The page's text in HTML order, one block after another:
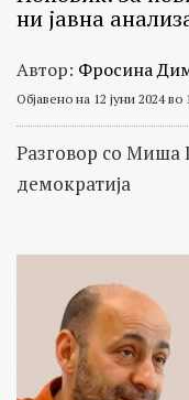
ни јавна
Автор: Фросина
Објавено на 12 јуни 2024 во
Разговор со Миша
демократија